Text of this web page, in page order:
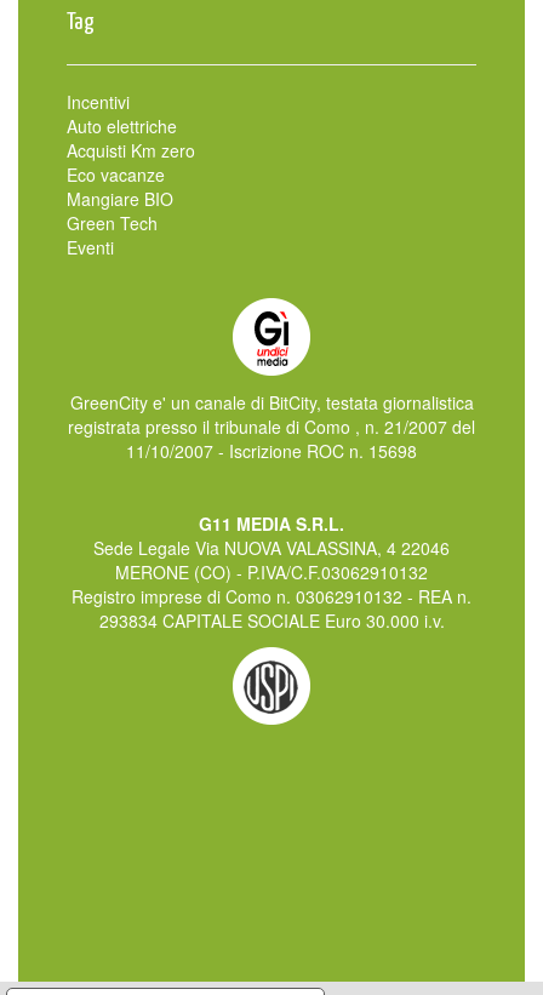
Tag
Incentivi
Auto elettriche
Acquisti Km zero
Eco vacanze
Mangiare BIO
Green Tech
Eventi
GreenCity e' un canale di BitCity, testata giornalistica
registrata presso il tribunale di Como , n. 21/2007 del
11/10/2007 - Iscrizione ROC n. 15698
G11 MEDIA S.R.L.
Sede Legale Via NUOVA VALASSINA, 4 22046
MERONE (CO) - P.IVA/C.F.03062910132
Registro imprese di Como n. 03062910132 - REA n.
293834 CAPITALE SOCIALE Euro 30.000 i.v.